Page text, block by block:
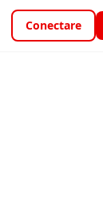
Conectare